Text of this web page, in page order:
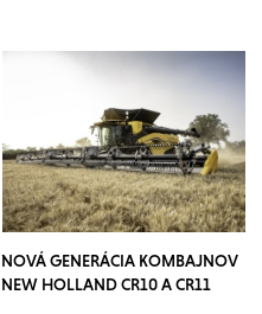
NOVÁ GENERÁCIA KOMBAJNOV
NEW HOLLAND CR10 A CR11